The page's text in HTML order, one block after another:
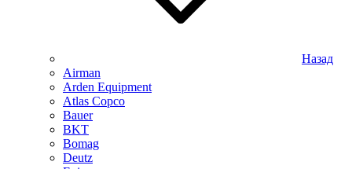
Назад
Airman
Arden Equipment
Atlas Сopco
Bauer
BKT
Bomag
Deutz